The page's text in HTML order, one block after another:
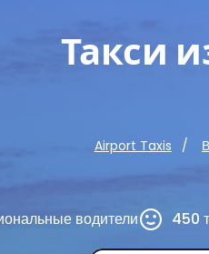
Такси
Airport Taxis
водители 450